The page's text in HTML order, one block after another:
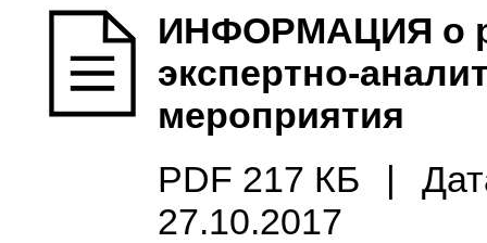
ИНФОРМАЦИЯ о
экспертно-
мероприятия
PDF 217 КБ
|
27.10.2017